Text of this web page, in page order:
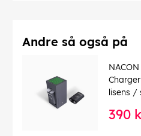
Andre så også på
lisens /
390